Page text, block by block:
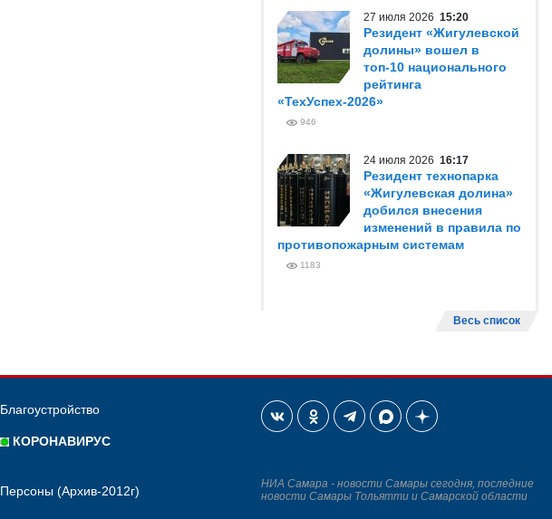
27 июля 2026 15:20
Резидент «Жигулевской
долины» вошел в
топ-10 национального
рейтинга
«ТехУспех-2026»
946
24 июля 2026 16:17
Резидент технопарка
«Жигулевская долина»
добился внесения
изменений в правила по
противопожарным системам
1183
Весь список
Благоустройство
КОРОНАВИРУС
Персоны (Архив-2012г)
НИА Самара - новости Самары сегодня, последние
новости Самары Тольятти и Самарской области